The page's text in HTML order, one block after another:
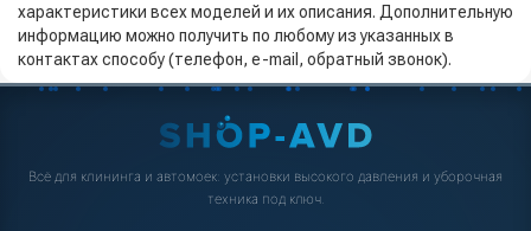
характеристики всех моделей и их описания. Дополнительную
информацию можно получить по любому из указанных в
контактах способу (телефон, e-mail, обратный звонок).
Всё для клининга и автомоек: установки высокого давления и уборочная
техника под ключ.